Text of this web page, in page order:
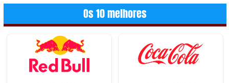
Os 10 melhores